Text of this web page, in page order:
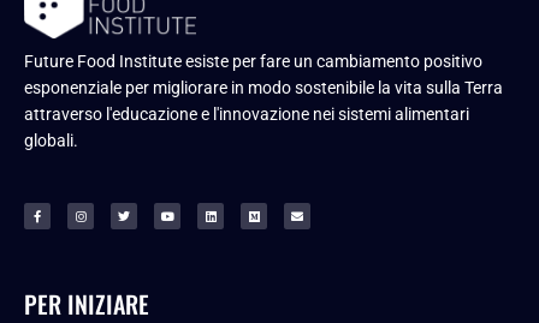
Future Food Institute esiste per fare un cambiamento positivo
esponenziale per migliorare in modo sostenibile la vita sulla Terra
attraverso l'educazione e l'innovazione nei sistemi alimentari
globali.
PER INIZIARE